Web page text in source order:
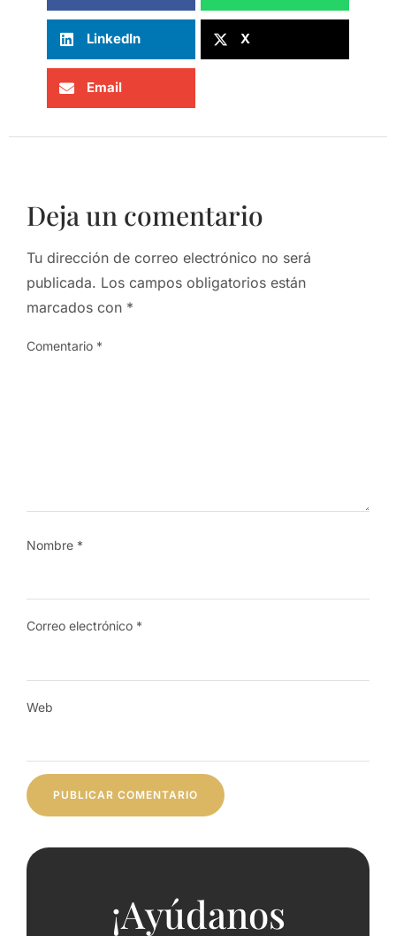
LinkedIn X
Email
Deja un comentario
Tu dirección de correo electrónico no será
publicada. Los campos obligatorios están
marcados con *
Comentario *
Nombre *
Correo electrónico *
Web
¡Ayúdanos